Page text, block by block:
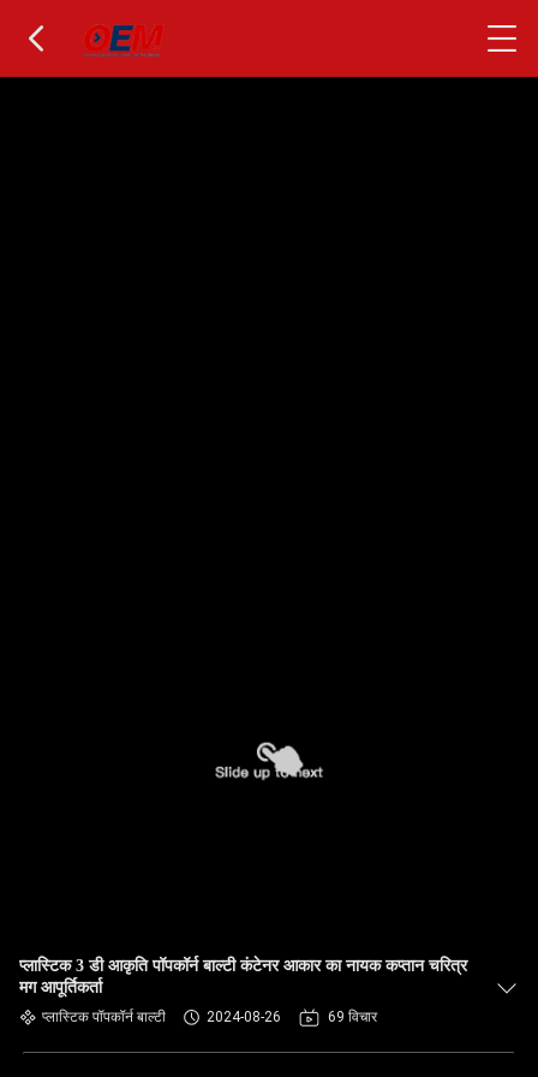
प्लास्टिक 3 डी आकृति पॉपकॉर्न बाल्टी कंटेनर आकार का नायक कप्तान चरित्र
मग आपूर्तिकर्ता
प्लास्टिक पॉपकॉर्न बाल्टी 2024-08-26 69 विचार